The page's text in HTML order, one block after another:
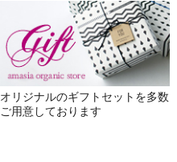
オリジナルのギフトセットを多数
ご用意しております